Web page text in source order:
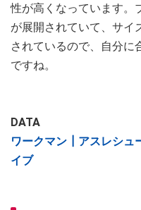
性が高くなっています。
が展開されていて、サイ
されているので、自分に
ですね。
DATA
ワークマン┃アスレシュ
イブ